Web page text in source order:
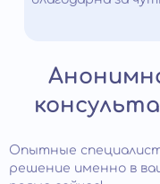
Опытные
решение именно в